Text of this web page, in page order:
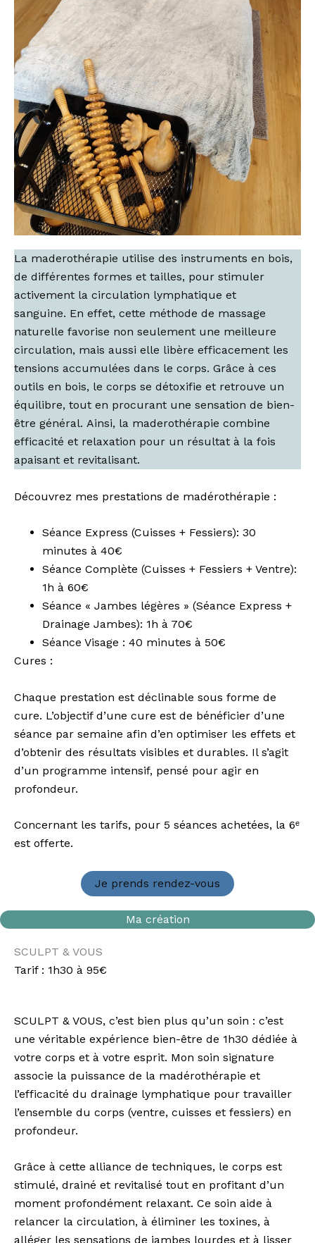
La maderothérapie utilise des instruments en bois,
de différentes formes et tailles, pour stimuler
activement la circulation lymphatique et
sanguine. En effet, cette méthode de massage
naturelle favorise non seulement une meilleure
circulation, mais aussi elle libère efficacement les
tensions accumulées dans le corps. Grâce à ces
outils en bois, le corps se détoxifie et retrouve un
équilibre, tout en procurant une sensation de bien-
être général. Ainsi, la maderothérapie combine
efficacité et relaxation pour un résultat à la fois
apaisant et revitalisant.
Découvrez mes prestations de madérothérapie :
Séance Express (Cuisses + Fessiers): 30
minutes à 40€
Séance Complète (Cuisses + Fessiers + Ventre):
1h à 60€
Séance « Jambes légères » (Séance Express +
Drainage Jambes): 1h à 70€
Séance Visage : 40 minutes à 50€
Cures :
Chaque prestation est déclinable sous forme de
cure. L’objectif d’une cure est de bénéficier d’une
séance par semaine afin d’en optimiser les effets et
d’obtenir des résultats visibles et durables. Il s’agit
d’un programme intensif, pensé pour agir en
profondeur.
Concernant les tarifs, pour 5 séances achetées, la 6ᵉ
est offerte.
Je prends rendez-vous
Ma création
SCULPT & VOUS
Tarif : 1h30 à 95€
SCULPT & VOUS, c’est bien plus qu’un soin : c’est
une véritable expérience bien-être de 1h30 dédiée à
votre corps et à votre esprit. Mon soin signature
associe la puissance de la madérothérapie et
l’efficacité du drainage lymphatique pour travailler
l’ensemble du corps (ventre, cuisses et fessiers) en
profondeur.
Grâce à cette alliance de techniques, le corps est
stimulé, drainé et revitalisé tout en profitant d’un
moment profondément relaxant. Ce soin aide à
relancer la circulation, à éliminer les toxines, à
alléger les sensations de jambes lourdes et à lisser